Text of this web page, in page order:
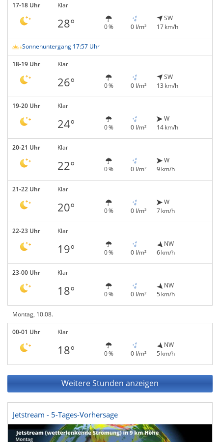
17-18 Uhr Klar
28° 0 % 0 l/m²
SW
17 km/h
Sonnenuntergang 17:57 Uhr
18-19 Uhr Klar
26° 0 % 0 l/m²
SW
13 km/h
19-20 Uhr Klar
24° 0 % 0 l/m²
W
14 km/h
20-21 Uhr Klar
22° 0 % 0 l/m²
W
9 km/h
21-22 Uhr Klar
20° 0 % 0 l/m²
W
7 km/h
22-23 Uhr Klar
19° 0 % 0 l/m²
NW
6 km/h
23-00 Uhr Klar
18° 0 % 0 l/m²
NW
5 km/h
Montag, 10.08.
00-01 Uhr Klar
18° 0 % 0 l/m²
NW
5 km/h
Weitere Stunden anzeigen
Jetstream - 5-Tages-Vorhersage